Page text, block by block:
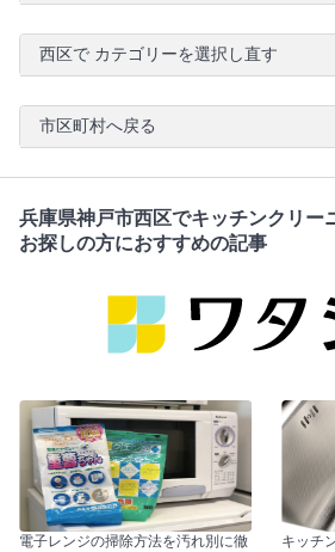
西区で カテゴリーを選択し直す
市区町村へ戻る
兵庫県神戸市西区でキッチンクリー
お探しの方におすすめの記事
電子レンジの掃除方法を汚れ別に徹
キッチ